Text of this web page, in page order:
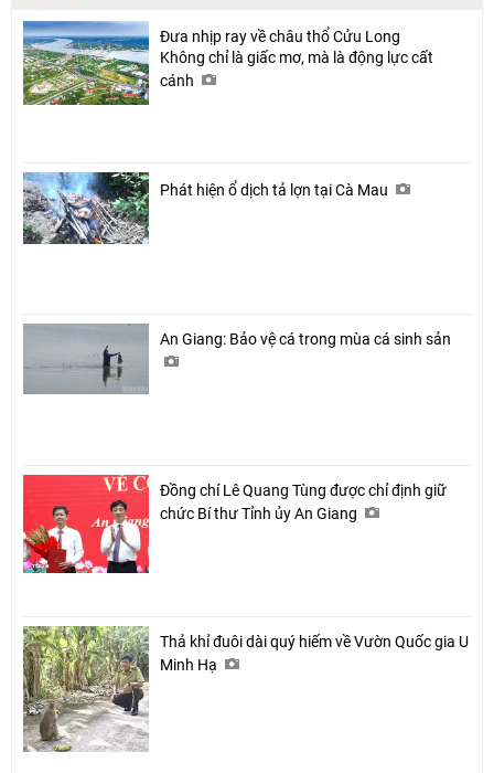
Đưa nhịp ray về châu thổ Cửu Long
Không chỉ là giấc mơ, mà là động lực cất
cánh
Phát hiện ổ dịch tả lợn tại Cà Mau
An Giang: Bảo vệ cá trong mùa cá sinh sản
Đồng chí Lê Quang Tùng được chỉ định giữ
chức Bí thư Tỉnh ủy An Giang
Thả khỉ đuôi dài quý hiếm về Vườn Quốc gia U
Minh Hạ